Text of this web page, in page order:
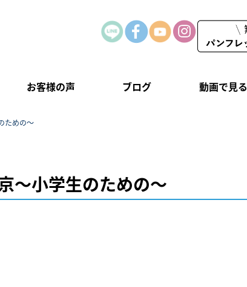
お客様の声 ブログ 動画で見る
ための〜
〜小学生のための〜